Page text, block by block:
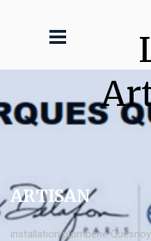
ARTISAN
installation plomberie